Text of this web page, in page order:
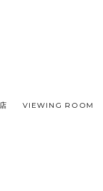
VIEWING ROOM